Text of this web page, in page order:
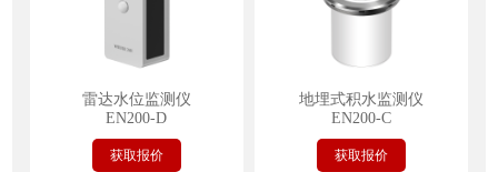
雷达水位监测仪
EN200-D
获取报价
地埋式积水监测仪
EN200-C
获取报价